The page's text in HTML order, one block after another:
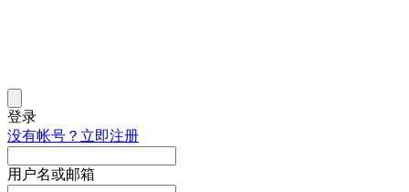
登录
没有帐号？立即注册
用户名或邮箱